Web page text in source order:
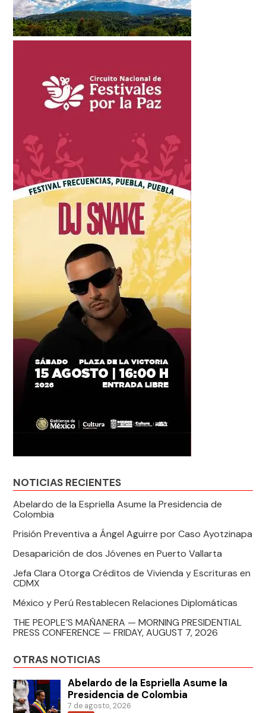
NOTICIAS RECIENTES
Abelardo de la Espriella Asume la Presidencia de
Colombia
Prisión Preventiva a Ángel Aguirre por Caso Ayotzinapa
Desaparición de dos Jóvenes en Puerto Vallarta
Jefa Clara Otorga Créditos de Vivienda y Escrituras en
CDMX
México y Perú Restablecen Relaciones Diplomáticas
THE PEOPLE’S MAÑANERA — MORNING PRESIDENTIAL
PRESS CONFERENCE — FRIDAY, AUGUST 7, 2026
OTRAS NOTICIAS
Abelardo de la Espriella Asume la
Presidencia de Colombia
7 de agosto, 2026